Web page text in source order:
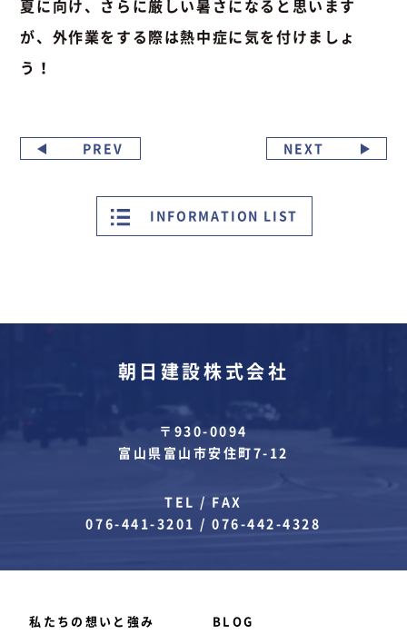
夏に向け、さらに厳しい暑さになると思います
が、外作業をする際は熱中症に気を付けましょ
う！
PREV
INFORMATION LIST
NEXT
朝日建設株式会社
〒930-0094
富山県富山市安住町7-12
TEL / FAX
076-441-3201 /076-442-4328
私たちの想いと強み BLOG